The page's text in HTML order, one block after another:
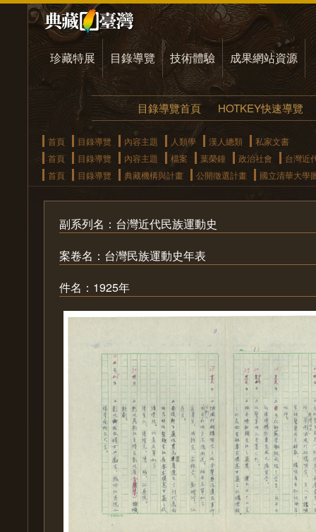
珍藏特展 目錄導覽 技術體驗 成果網站資源
目錄導覽首頁 HOTKEY快速導覽
首頁 目錄導覽 內容主題 人類學 漢人總類
私家文書
首頁
目錄導覽 內容主題 檔案 葉榮鐘 政治社會
台灣近
首頁
目錄導覽 典藏機構與計畫 公開徵選計畫 國立清華大學
副系列名：台灣近代民族運動史
案卷名：台灣民族運動史年表
件名：1925年